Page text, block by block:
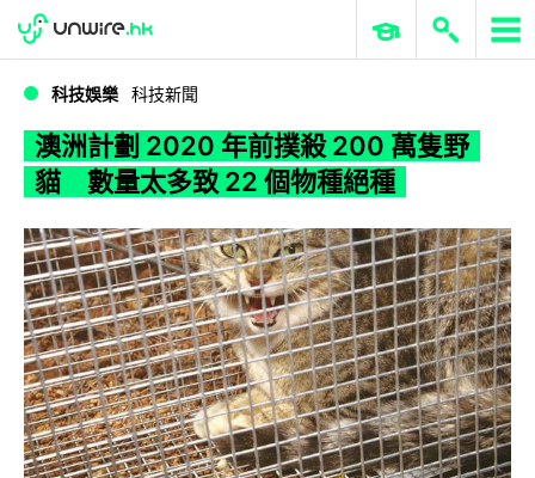
WWDC 2026 ERP 與商業 AI
科技娛樂 科技新聞
澳洲計劃 2020 年前撲殺 200 萬隻野
貓 數量太多致 22 個物種絕種